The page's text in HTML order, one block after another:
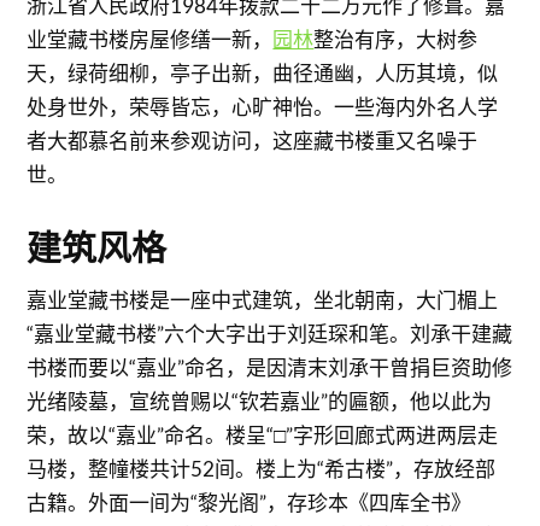
业堂藏书楼房屋修缮一新， 园林整治有序，大树参
天，绿荷细柳，亭子出新，曲径通幽，人历其境，似
处身世外，荣辱皆忘，心旷神怡。一些海内外名人学
者大都慕名前来参观访问，这座藏书楼重又名噪于
世。
建筑风格
嘉业堂藏书楼是一座中式建筑，坐北朝南，大门楣上
“嘉业堂藏书楼”六个大字出于刘廷琛和笔。刘承干建藏
书楼而要以“嘉业”命名，是因清末刘承干曾捐巨资助修
光绪陵墓，宣统曾赐以“钦若嘉业”的匾额，他以此为
荣，故以“嘉业”命名。楼呈“□”字形回廊式两进两层走
马楼，整幢楼共计52间。楼上为“希古楼”，存放经部
古籍。外面一间为“黎光阁”，存珍本《四库全书》